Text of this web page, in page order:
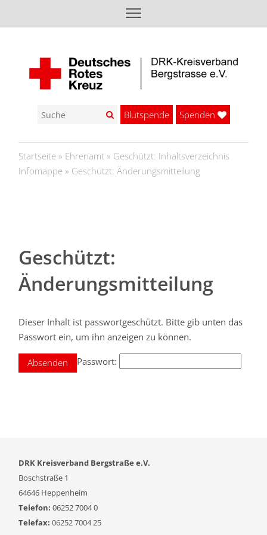
Blutspende Spenden
Startseite » Ehrenamt » Geschützt: Inhaltsverzeichnis
Infomappe » Geschützt: Änderungsmitteilung
Geschützt:
Änderungsmitteilung
Dieser Inhalt ist passwortgeschützt. Bitte gib unten das
Passwort ein, um ihn anzeigen zu können.
Passwort:
DRK Kreisverband Bergstraße e.V.
Boschstraße 1
64646 Heppenheim
Telefon: 06252 7004 0
Telefax: 06252 7004 25